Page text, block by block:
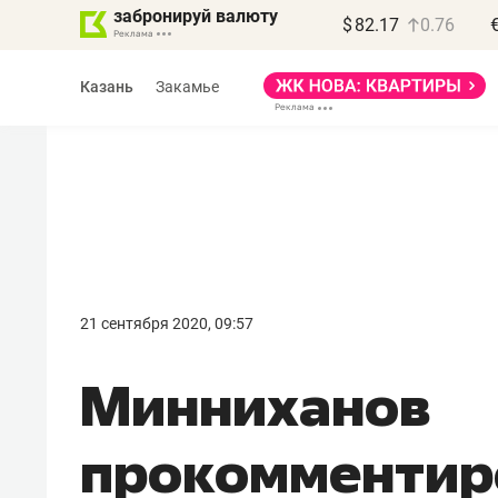
забронируй валюту $ 82.17 0.76
Казань Закамье
21 сентября 2020, 09:57
Минниханов
правил, бизнес может
потерять минимум